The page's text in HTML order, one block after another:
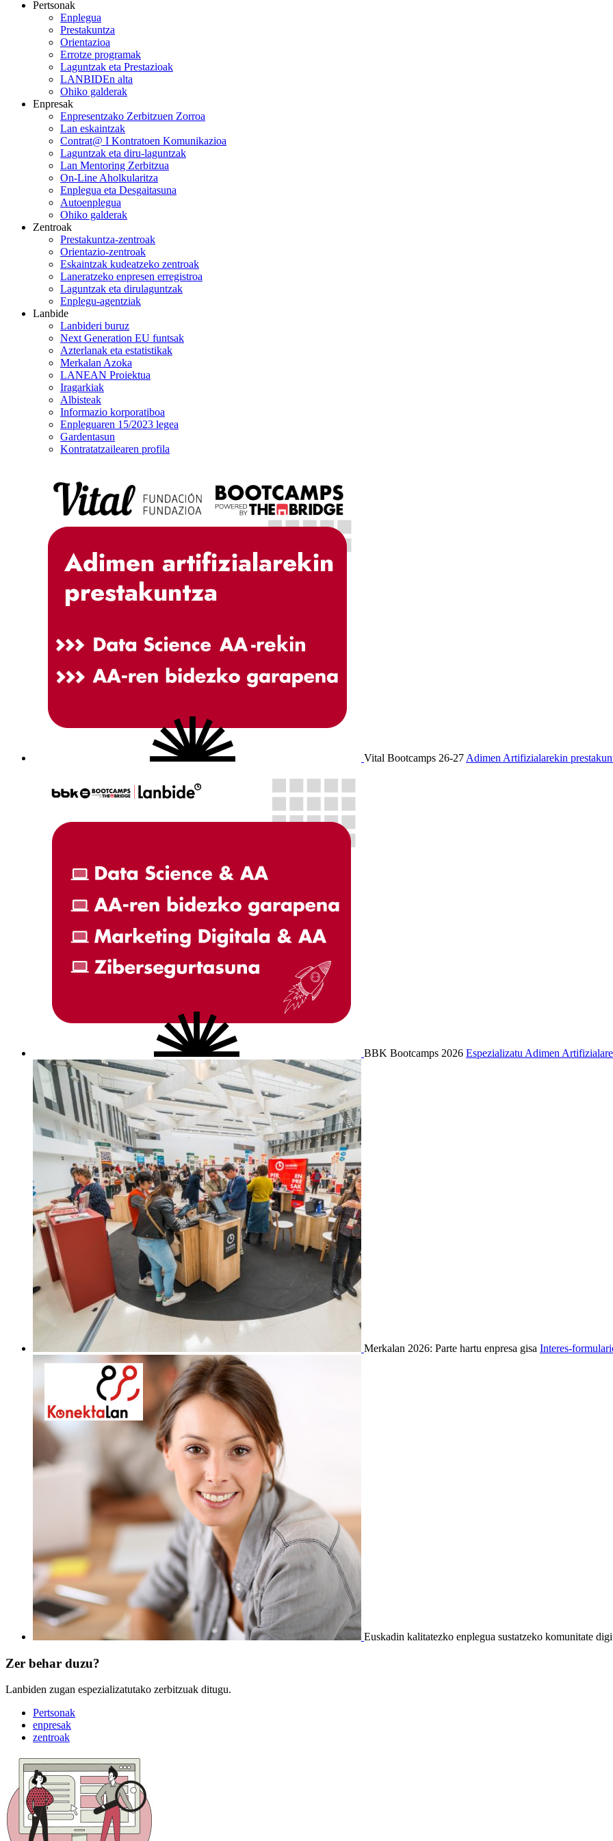
Pertsonak
Enplegua
Prestakuntza
Orientazioa
Errotze programak
Laguntzak eta Prestazioak
LANBIDEn alta
Ohiko galderak
Enpresak
Enpresentzako Zerbitzuen Zorroa
Lan eskaintzak
Contrat@ I Kontratoen Komunikazioa
Laguntzak eta diru-laguntzak
Lan Mentoring Zerbitzua
On-Line Aholkularitza
Enplegua eta Desgaitasuna
Autoenplegua
Ohiko galderak
Zentroak
Prestakuntza-zentroak
Orientazio-zentroak
Eskaintzak kudeatzeko zentroak
Laneratzeko enpresen erregistroa
Laguntzak eta dirulaguntzak
Enplegu-agentziak
Lanbide
Lanbideri buruz
Next Generation EU funtsak
Azterlanak eta estatistikak
Merkalan Azoka
LANEAN Proiektua
Iragarkiak
Albisteak
Informazio korporatiboa
Enpleguaren 15/2023 legea
Gardentasun
Kontratatzailearen profila
Vital Bootcamps 26-27 Adimen Artifizialarekin
BBK Bootcamps 2026 Espezializatu Adimen
Merkalan 2026: Parte hartu enpresa gisa Interes-
Euskadin kalitatezko enplegua sustatzeko komunitate
Zer behar duzu?
Lanbiden zugan espezializatutako zerbitzuak ditugu.
Pertsonak
enpresak
zentroak